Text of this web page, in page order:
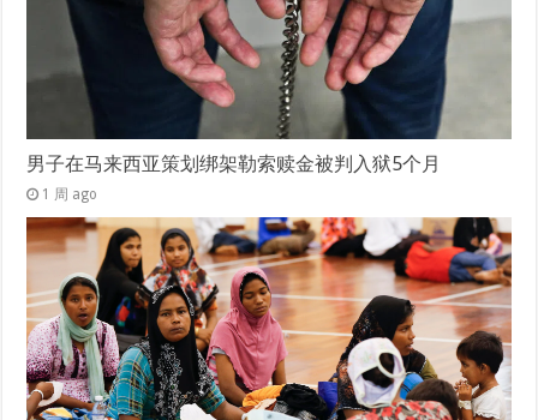
男子在马来西亚策划绑架勒索赎金被判入狱5个月
1 周 ago